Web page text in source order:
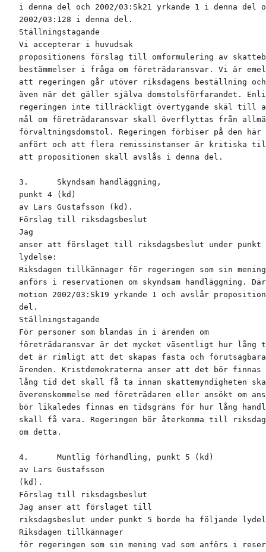
i denna del och 2002/03:Sk21 yrkande 1 i denna del
2002/03:128 i denna del.
Ställningstagande
Vi accepterar i huvudsak
propositionens förslag till omformulering av
bestämmelser i fråga om företrädaransvar. Vi är
att regeringen går utöver riksdagens beställning
även när det gäller själva domstolsförfarandet.
regeringen inte tillräckligt övertygande skäl till
mål om företrädaransvar skall överflyttas från
förvaltningsdomstol. Regeringen förbiser på den här
anfört och att flera remissinstanser är kritiska
att propositionen skall avslås i denna del.
3.      Skyndsam handläggning,
punkt 4 (kd)
av Lars Gustafsson (kd).
Förslag till riksdagsbeslut
Jag
anser att förslaget till riksdagsbeslut under punkt
lydelse:
Riksdagen tillkännager för regeringen som sin mening
anförs i reservationen om skyndsam handläggning.
motion 2002/03:Sk19 yrkande 1 och avslår
del.
Ställningstagande
För personer som blandas in i ärenden om
företrädaransvar är det mycket väsentligt hur
det är rimligt att det skapas fasta och
ärenden. Kristdemokraterna anser att det bör
lång tid det skall få ta innan skattemyndigheten
överenskommelse med företrädaren eller ansökt om
bör likaledes finnas en tidsgräns för hur lång
skall få vara. Regeringen bör återkomma till
om detta.
4.      Muntlig förhandling, punkt 5 (kd)
av Lars Gustafsson
(kd).
Förslag till riksdagsbeslut
Jag anser att förslaget till
riksdagsbeslut under punkt 5 borde ha följande
Riksdagen tillkännager
för regeringen som sin mening vad som anförs i